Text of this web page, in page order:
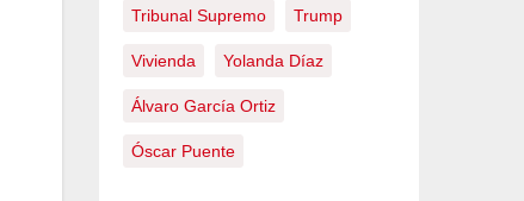
Tribunal Supremo Trump
Vivienda Yolanda Díaz
Álvaro García Ortiz
Óscar Puente